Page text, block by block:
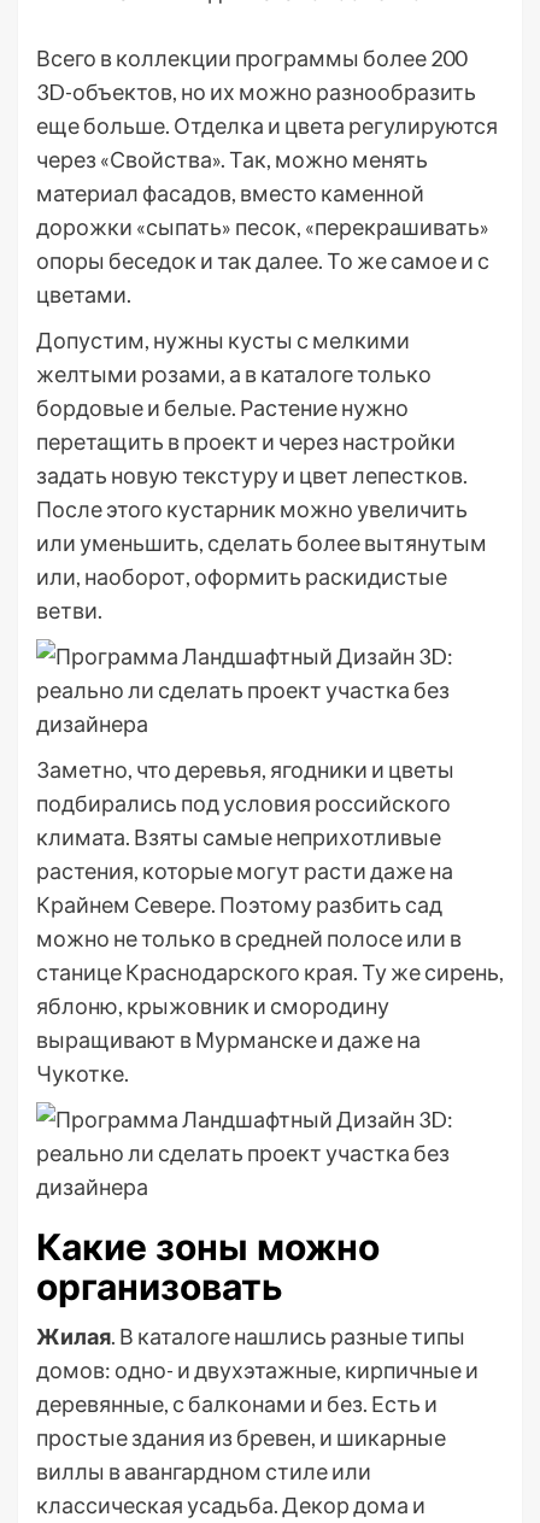
Всего в коллекции программы более 200
3D-объектов, но их можно разнообразить
еще больше. Отделка и цвета регулируются
через «Свойства». Так, можно менять
материал фасадов, вместо каменной
дорожки «сыпать» песок, «перекрашивать»
опоры беседок и так далее. То же самое и с
цветами.
Допустим, нужны кусты с мелкими
желтыми розами, а в каталоге только
бордовые и белые. Растение нужно
перетащить в проект и через настройки
задать новую текстуру и цвет лепестков.
После этого кустарник можно увеличить
или уменьшить, сделать более вытянутым
или, наоборот, оформить раскидистые
ветви.
Заметно, что деревья, ягодники и цветы
подбирались под условия российского
климата. Взяты самые неприхотливые
растения, которые могут расти даже на
Крайнем Севере. Поэтому разбить сад
можно не только в средней полосе или в
станице Краснодарского края. Ту же сирень,
яблоню, крыжовник и смородину
выращивают в Мурманске и даже на
Чукотке.
Какие зоны можно
организовать
Жилая. В каталоге нашлись разные типы
домов: одно- и двухэтажные, кирпичные и
деревянные, с балконами и без. Есть и
простые здания из бревен, и шикарные
виллы в авангардном стиле или
классическая усадьба. Декор дома и